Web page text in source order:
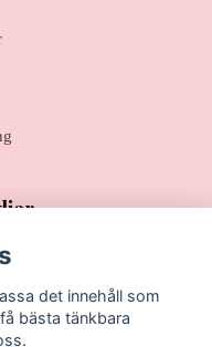
det innehåll som
bästa tänkbara